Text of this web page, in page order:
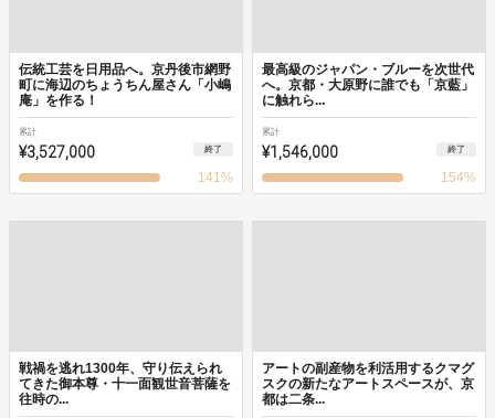
伝統工芸を日用品へ。京丹後市網野
町に海辺のちょうちん屋さん「小嶋
庵」を作る！
累計
¥3,527,000 終了
141%
最高級のジャパン・ブルーを次世代
へ。京都・大原野に誰でも「京藍」
に触れら...
累計
¥1,546,000 終了
154%
戦禍を逃れ1300年、守り伝えられ
てきた御本尊・十一面観世音菩薩を
往時の...
アートの副産物を利活用するクマグ
スクの新たなアートスペースが、京
都は二条...